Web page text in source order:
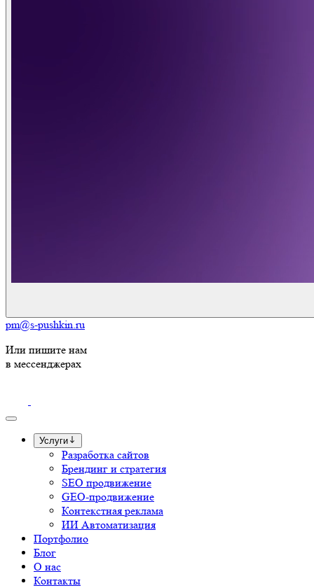
pm@s-pushkin.ru
Или пишите нам
в мессенджерах
Услуги
Разработка сайтов
Брендинг и стратегия
SEO продвижение
GEO-продвижение
Контекстная реклама
ИИ Автоматизация
Портфолио
Блог
О нас
Контакты